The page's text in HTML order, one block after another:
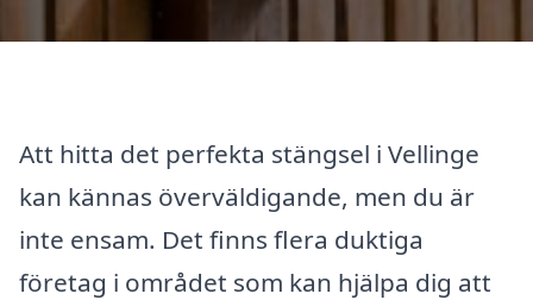
Att hitta det perfekta stängsel i Vellinge
kan kännas överväldigande, men du är
inte ensam. Det finns flera duktiga
företag i området som kan hjälpa dig att